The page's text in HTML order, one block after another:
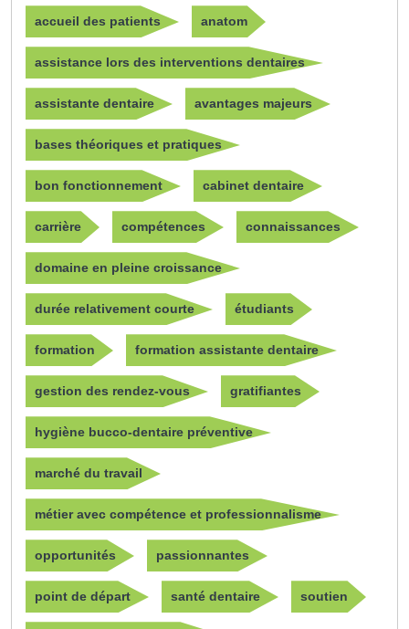
accueil des patients anatom
assistance lors des interventions dentaires
assistante dentaire avantages majeurs
bases théoriques et pratiques
bon fonctionnement cabinet dentaire
carrière compétences connaissances
domaine en pleine croissance
durée relativement courte étudiants
formation formation assistante dentaire
gestion des rendez-vous gratifiantes
hygiène bucco-dentaire préventive
marché du travail
métier avec compétence et professionnalisme
opportunités passionnantes
point de départ santé dentaire soutien